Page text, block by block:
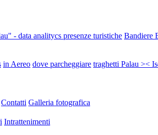
- data analitycs presenze turistiche Bandiere
in Aereo dove parcheggiare traghetti Palau ><
Contatti Galleria fotografica
Intrattenimenti